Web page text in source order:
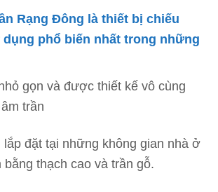
Rạng Đông là thiết bị chiếu
phổ biến nhất trong những
gọn và được thiết kế vô cùng
trần
lắp đặt tại những không gian nhà ở
bằng thạch cao và trần gỗ.